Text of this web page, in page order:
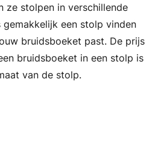
ze stolpen in verschillende
gemakkelijk een stolp vinden
bruidsboeket past. De prijs
bruidsboeket in een stolp is
van de stolp.